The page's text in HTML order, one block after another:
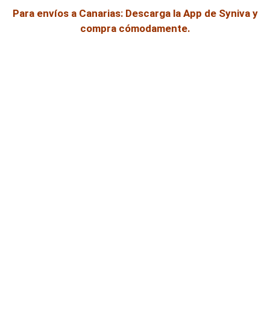
Para envíos a Canarias: Descarga la App de Syniva y
compra cómodamente.